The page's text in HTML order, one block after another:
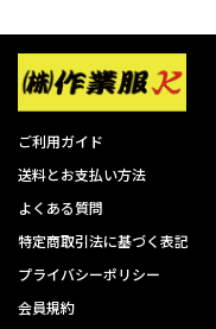
ご利用ガイド
送料とお支払い方法
よくある質問
特定商取引法に基づく表記
プライバシーポリシー
会員規約